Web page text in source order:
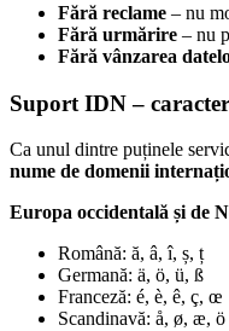
Fără reclame – nu
Fără urmărire – nu
Fără vânzarea
Suport IDN –
Ca unul dintre puținele
nume de domenii
Europa occidentală și de
Română: ă, â, î, ș, ț
Germană: ä, ö, ü, ß
Franceză: é, è, ê, ç, œ
Scandinavă: å, ø, æ, ö